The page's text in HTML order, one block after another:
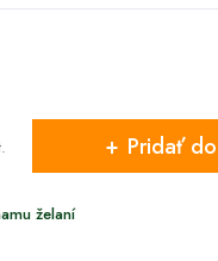
Pridať
želaní